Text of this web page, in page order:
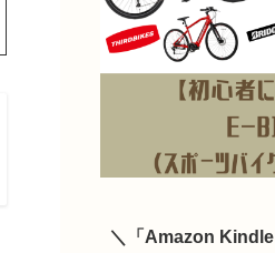
＼「Amazon